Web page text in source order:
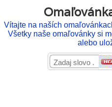
Vítajte na naších
Všetky naše omaľovánky si
alebo